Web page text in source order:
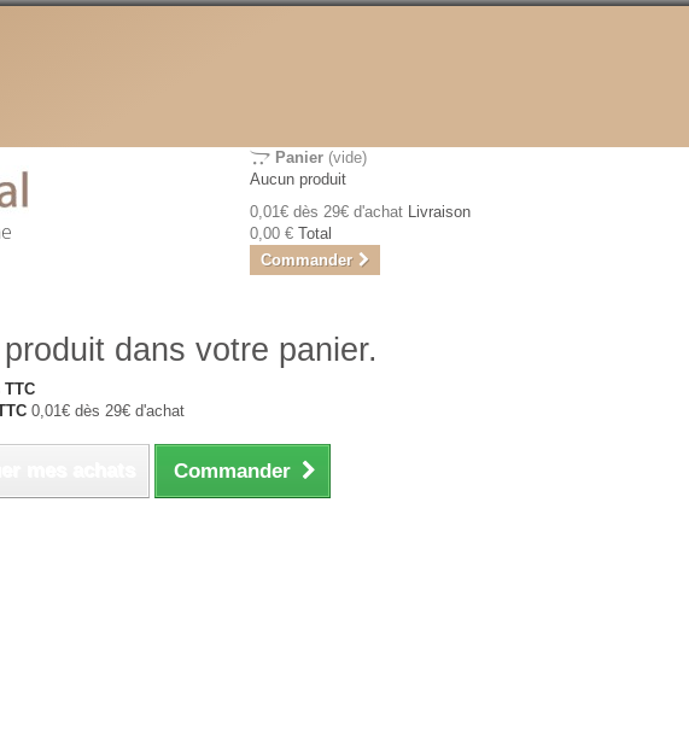
Panier (vide)
Aucun produit
0,01€ dès 29€ d'achat Livraison
0,00 € Total
Commander
dans votre panier.
0,01€ dès 29€ d'achat
Commander